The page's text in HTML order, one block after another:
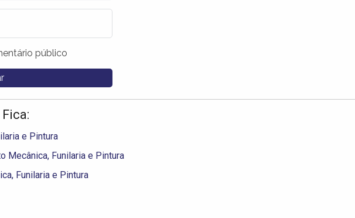
público
e Pintura
Mecânica, Funilaria e Pintura
Funilaria e Pintura